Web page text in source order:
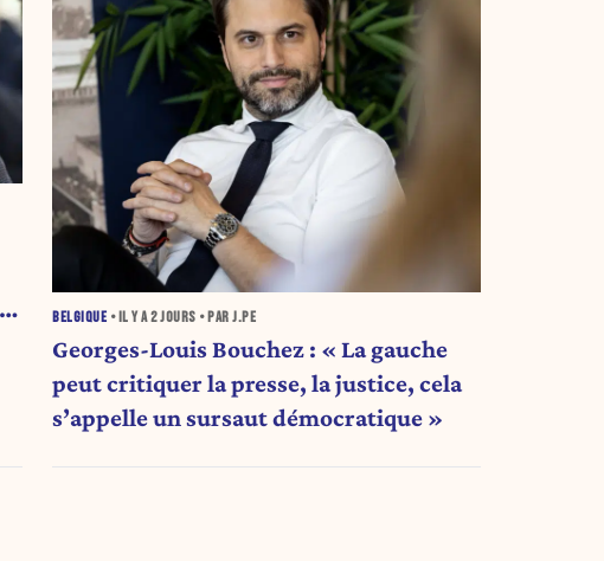
BELGIQUE • IL Y A2 JOURS • PAR J.PE
Georges-Louis Bouchez : « La gauche
peut critiquer la presse, la justice, cela
s’appelle un sursaut démocratique »